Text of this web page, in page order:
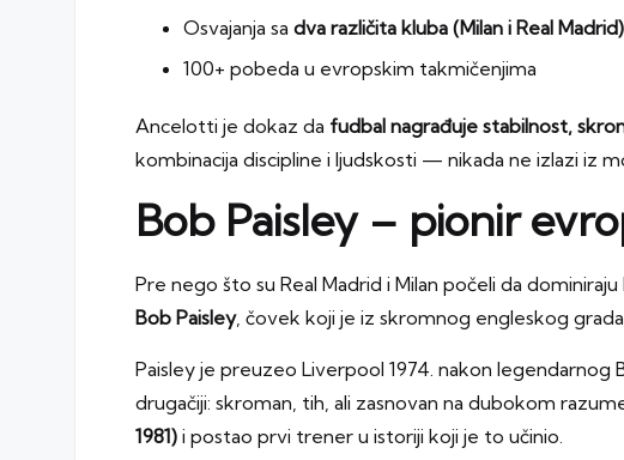
Osvajanja sa dva različita kluba (Milan i Real Madrid)
100+ pobeda u evropskim takmičenjima
Ancelotti je dokaz da fudbal nagrađuje stabilnost,
kombinacija discipline i ljudskosti — nikada ne izlazi iz
Bob Paisley – pionir
Pre nego što su Real Madrid i Milan počeli da
Bob Paisley, čovek koji je iz skromnog engleskog
Paisley je preuzeo Liverpool 1974. nakon
drugačiji: skroman, tih, ali zasnovan na dubokom
1981) i postao prvi trener u istoriji koji je to učinio.